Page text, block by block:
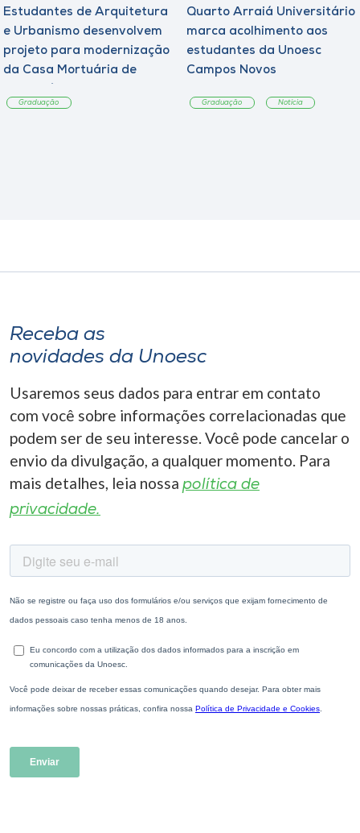
Estudantes de Arquitetura
e Urbanismo desenvolvem
projeto para modernização
da Casa Mortuária de
Graduação
Quarto Arraiá Universitário
marca acolhimento aos
estudantes da Unoesc
Campos Novos
Graduação Notícia
Receba as
novidades da Unoesc
Usaremos seus dados para entrar em contato
com você sobre informações correlacionadas que
podem ser de seu interesse. Você pode cancelar o
envio da divulgação, a qualquer momento. Para
mais detalhes, leia nossa política de
privacidade.